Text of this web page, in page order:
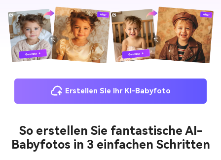
Erstellen Sie Ihr KI-Babyfoto
So erstellen Sie fantastische AI-
Babyfotos in 3 einfachen Schritten